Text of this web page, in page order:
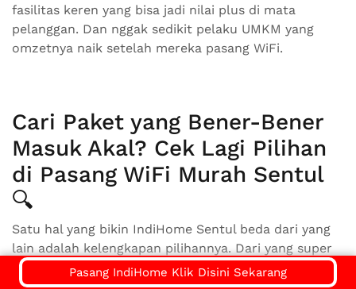
fasilitas keren yang bisa jadi nilai plus di mata
pelanggan. Dan nggak sedikit pelaku UMKM yang
omzetnya naik setelah mereka pasang WiFi.
Cari Paket yang Bener-Bener
Masuk Akal? Cek Lagi Pilihan
di Pasang WiFi Murah Sentul
🔍
Satu hal yang bikin IndiHome Sentul beda dari yang
lain adalah kelengkapan pilihannya. Dari yang super
hemat sampe yang super lengkap, semuanya ada. Lo
Pasang IndiHome Klik Disini Sekarang